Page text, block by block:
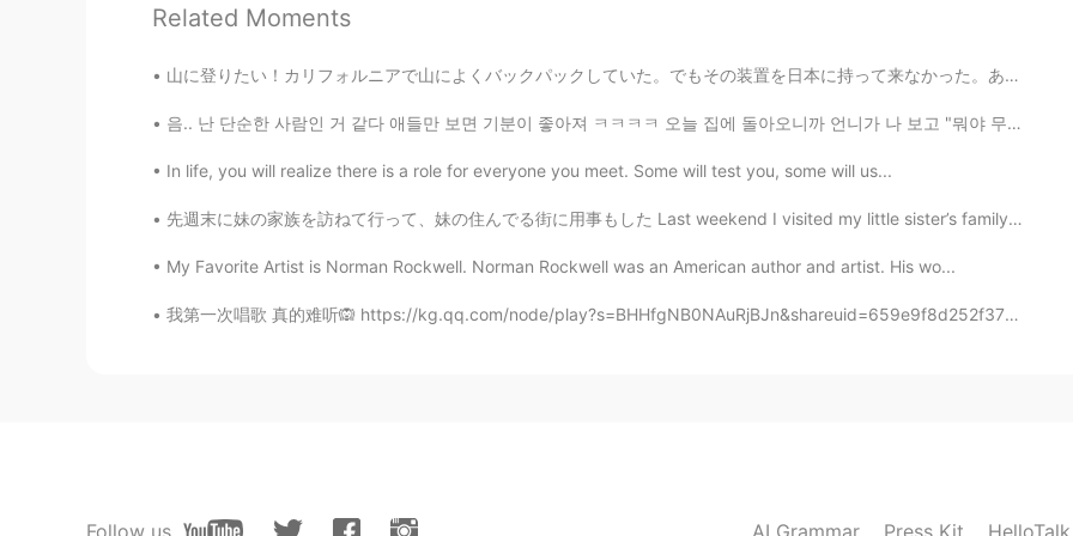
JP
Related Moments
山に登りたい！カリフォルニアで山によくバックパックしていた。でもその装置を日本に持って来なかった。あと，日本で運転しない。山に行きにくい。コロナだから今は無理です。 (この写真はカリフォルニア...
음.. 난 단순한 사람인 거 같다 애들만 보면 기분이 좋아져 ㅋㅋㅋㅋ 오늘 집에 돌아오니까 언니가 나 보고 "뭐야 무슨 좋은 일 있었어? 아침에는 안 좋은 표정으로 계속 s...
In life, you will realize there is a role for everyone you meet. Some will test you, some will us...
先週末に妹の家族を訪ねて行って、妹の住んでる街に用事もした Last weekend I visited my little sister’s family, and did some erra...
My Favorite Artist is Norman Rockwell. Norman Rockwell was an American author and artist. His wo...
我第一次唱歌 真的难听🙉 https://kg.qq.com/node/play?s=BHHfgNB0NAuRjBJn&shareuid=659e9f8d252f378a36&topsourc...
Follow us AI Grammar Press Kit